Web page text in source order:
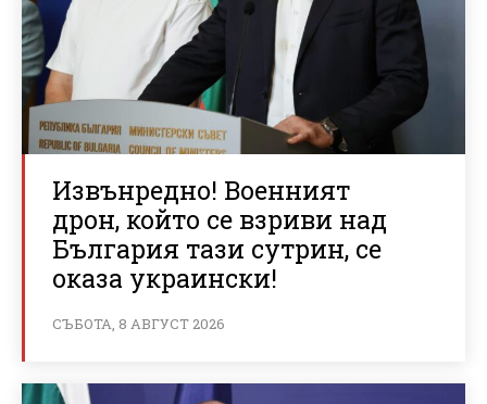
Извънредно! Военният
дрон, който се взриви над
България тази сутрин, се
оказа украински!
СЪБОТА, 8 АВГУСТ 2026